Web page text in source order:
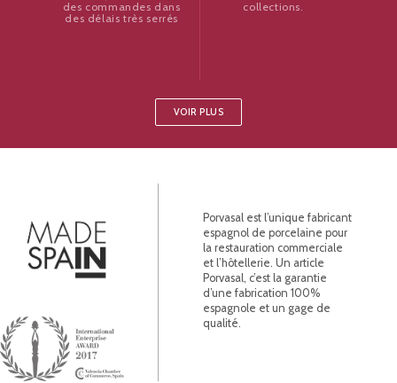
des commandes dans
des délais très serrés
collections.
VOIR PLUS
Porvasal est l’unique fabricant
espagnol de porcelaine pour
la restauration commerciale
et l’hôtellerie. Un article
Porvasal, c’est la garantie
d’une fabrication 100%
espagnole et un gage de
qualité.